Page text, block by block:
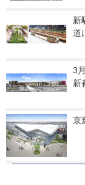
新
道
3
新
京